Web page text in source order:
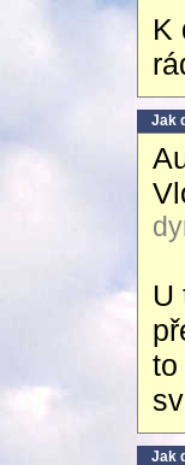
K
Jak
U
to
Jak